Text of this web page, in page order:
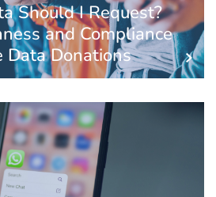
Should I Request?
and Compliance
Data Donations